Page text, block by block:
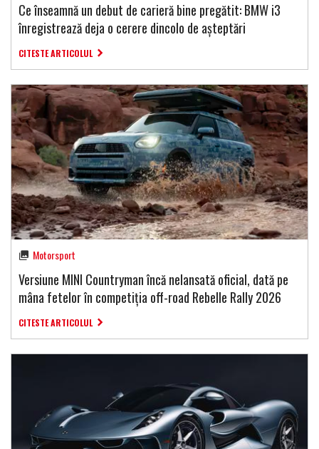
Ce înseamnă un debut de carieră bine pregătit: BMW i3
înregistrează deja o cerere dincolo de așteptări
CITESTE ARTICOLUL
Motorsport
Versiune MINI Countryman încă nelansată oficial, dată pe
mâna fetelor în competiția off-road Rebelle Rally 2026
CITESTE ARTICOLUL